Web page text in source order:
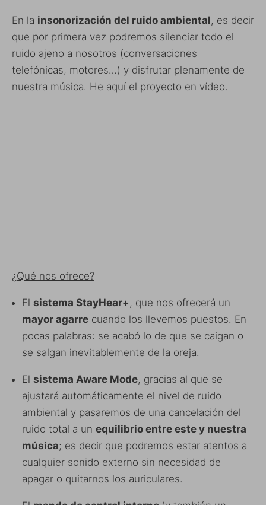
En la insonorización del ruido ambiental, es decir
que por primera vez podremos silenciar todo el
ruido ajeno a nosotros (conversaciones
telefónicas, motores…) y disfrutar plenamente de
nuestra música. He aquí el proyecto en vídeo.
¿Qué nos ofrece?
El sistema StayHear+ , que nos ofrecerá un
mayor agarre cuando los llevemos puestos. En
pocas palabras: se acabó lo de que se caigan o
se salgan inevitablemente de la oreja.
El sistema Aware Mode, gracias al que se
ajustará automáticamente el nivel de ruido
ambiental y pasaremos de una cancelación del
ruido total a un equilibrio entre este y nuestra
música; es decir que podremos estar atentos a
cualquier sonido externo sin necesidad de
apagar o quitarnos los auriculares.